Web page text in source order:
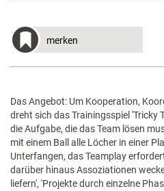
merken
Das Angebot: Um Kooperation,
dreht sich das Trainingsspiel 'Tricky
die Aufgabe, die das Team lösen
mit einem Ball alle Löcher in einer
Unterfangen, das Teamplay
darüber hinaus Assoziationen
liefern', 'Projekte durch einzelne